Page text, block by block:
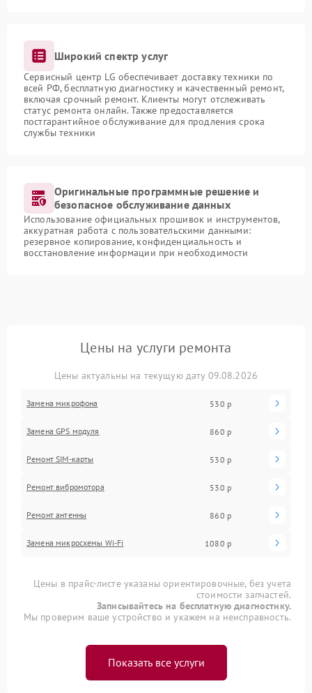
Широкий спектр услуг
Сервисный центр LG обеспечивает доставку техники по
всей РФ, бесплатную диагностику и качественный ремонт,
включая срочный ремонт. Клиенты могут отслеживать
статус ремонта онлайн. Также предоставляется
постгарантийное обслуживание для продления срока
службы техники
Оригинальные программные решение и
безопасное обслуживание данных
Использование официальных прошивок и инструментов,
аккуратная работа с пользовательскими данными:
резервное копирование, конфиденциальность и
восстановление информации при необходимости
Цены на услуги ремонта
Цены актуальны на текущую дату 09.08.2026
Замена микрофона 530 р
Замена GPS модуля 860 р
Ремонт SIM-карты 530 р
Ремонт вибромотора 530 р
Ремонт антенны 860 р
Замена микросхемы Wi-Fi 1080 р
Цены в прайс-листе указаны ориентировочные, без учета
стоимости запчастей.
Записывайтесь на бесплатную диагностику.
Мы проверим ваше устройство и укажем на неисправность.
Показать все услуги